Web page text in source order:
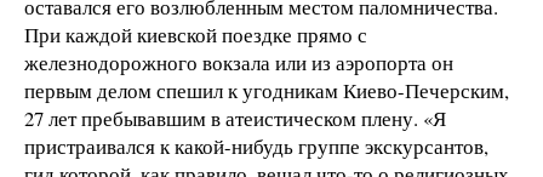
оставался его возлюбленным местом паломничества.
При каждой киевской поездке прямо с
железнодорожного вокзала или из аэропорта он
первым делом спешил к угодникам Киево-Печерским,
27 лет пребывавшим в атеистическом плену. «Я
пристраивался к какой-нибудь группе экскурсантов,